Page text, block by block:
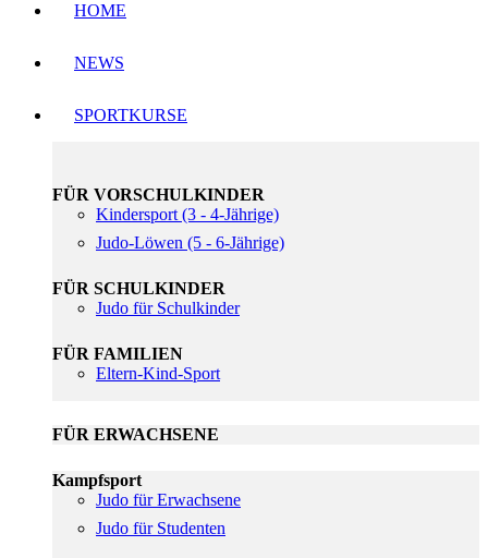
HOME
NEWS
SPORTKURSE
FÜR VORSCHULKINDER
Kindersport (3 - 4-Jährige)
Judo-Löwen (5 - 6-Jährige)
FÜR SCHULKINDER
Judo für Schulkinder
FÜR FAMILIEN
Eltern-Kind-Sport
FÜR ERWACHSENE
Kampfsport
Judo für Erwachsene
Judo für Studenten